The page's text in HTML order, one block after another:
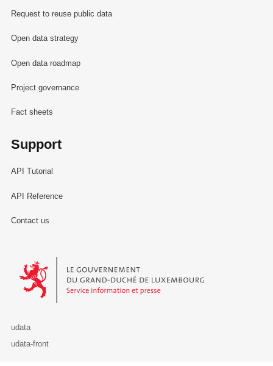
Request to reuse public data
Open data strategy
Open data roadmap
Project governance
Fact sheets
Support
API Tutorial
API Reference
Contact us
Le Gouvernement du Grand-Duché de Luxembourg - Service
udata
udata-front